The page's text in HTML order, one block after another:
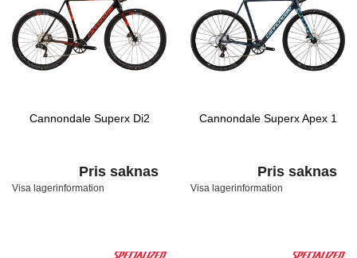
Cannondale Superx Di2
Pris saknas
Visa lagerinformation
Cannondale Superx Apex 1
Pris saknas
Visa lagerinformation